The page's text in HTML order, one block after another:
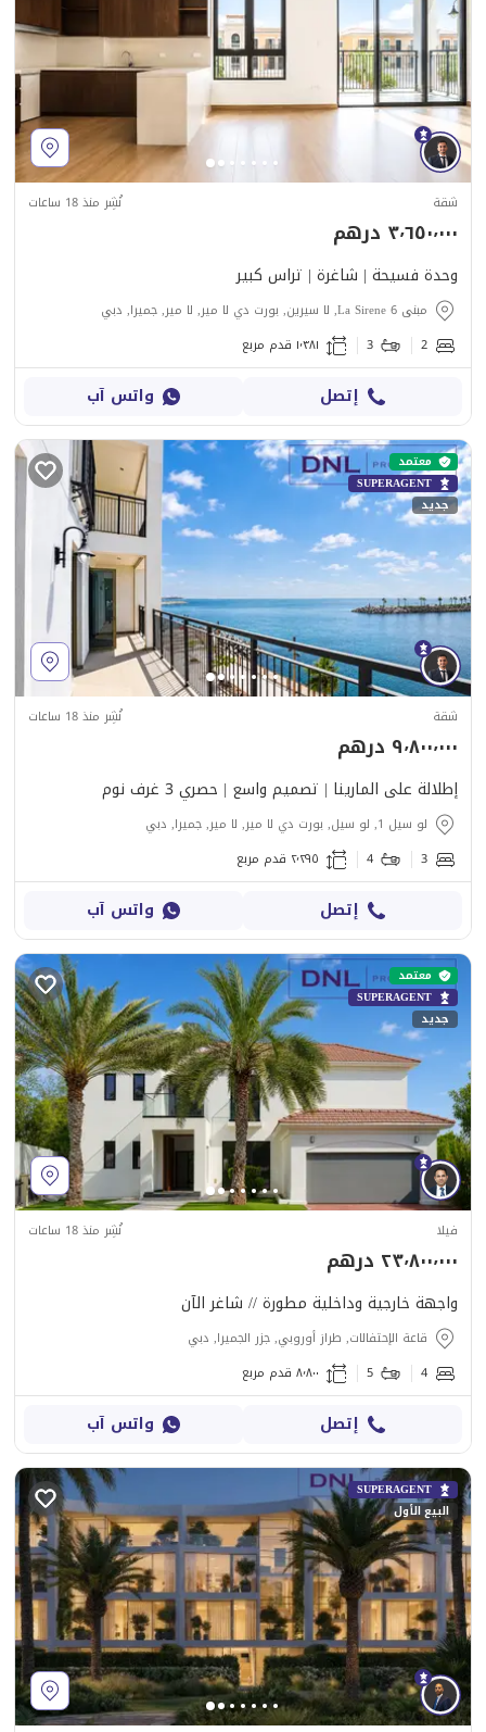
شقة نُشِر منذ 18 ساعات
٣٬٦٥٠٬٠٠٠ درهم
وحدة فسيحة | شاغرة | تراس كبير
مبنى La Sirene 6, لا سيرين, بورت دي لا مير, لا مير, جميرا, دبي
2
3 ١٬٣٨١ قدم مربع
إتصل واتس آب
معتمد
SUPERAGENT
جديد
شقة نُشِر منذ 18 ساعات
٩٬٨٠٠٬٠٠٠ درهم
إطلالة على المارينا | تصميم واسع | حصري 3 غرف نوم
لو سيل 1, لو سيل, بورت دي لا مير, لا مير, جميرا, دبي
3
4 ٢٬٢٩٥ قدم مربع
إتصل واتس آب
معتمد
SUPERAGENT
جديد
فيلا نُشِر منذ 18 ساعات
٢٣٬٨٠٠٬٠٠٠ درهم
واجهة خارجية وداخلية مطورة // شاغر الآن
قاعة الإحتفالات, طراز أوروبي, جزر الجميرا, دبي
4
5 ٨٬٨٠٠ قدم مربع
إتصل واتس آب
SUPERAGENT
البيع الأول